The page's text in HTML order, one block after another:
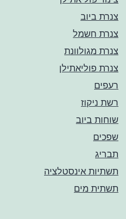
צנרת ביוב
צנרת חשמל
צנרת מגולוונת
צנרת פוליאתילן
רעפים
רשת ניקוז
שוחות ביוב
שפכים
תבריג
תשתיות אינסטלציה
תשתית מים